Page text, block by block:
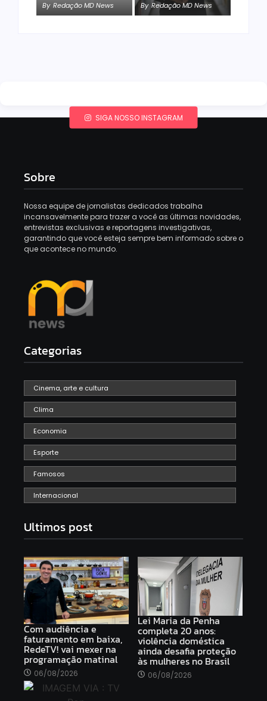
By Redação MD News By Redação MD News
SIGA NOSSO INSTAGRAM
Sobre
Nossa equipe de jornalistas dedicados trabalha
incansavelmente para trazer a você as últimas novidades,
entrevistas exclusivas e reportagens investigativas,
garantindo que você esteja sempre bem informado sobre o
que acontece no mundo.
Categorias
Cinema, arte e cultura
Clima
Economia
Esporte
Famosos
Internacional
Ultimos post
Com audiência e
faturamento em baixa,
RedeTV! vai mexer na
programação matinal
06/08/2026
Lei Maria da Penha
completa 20 anos:
violência doméstica
ainda desafia proteção
às mulheres no Brasil
06/08/2026